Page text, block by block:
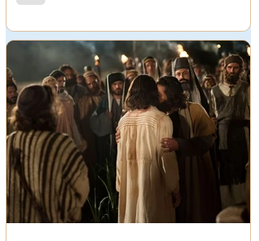
പശ്ചാത്തലത്തിലായിരുന്നു ചോദ്യം.
'അയ്യോ, അങ്ങേര്‍ക്ക് ആകെ
കാര്യമുള്ളത് ലോകത്തില്‍
മാത്രമാണല്ലോ' എന്ന